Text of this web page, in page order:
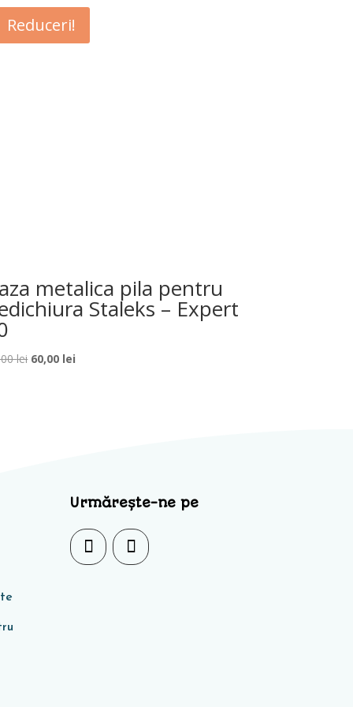
Reduceri!
metalica pila pentru
Staleks – Expert
lei Prețul
60,00 lei
Urmărește-ne pe